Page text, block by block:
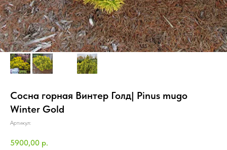
Сосна горная Винтер Голд| Pinus mugo
Winter Gold
Артикул:
5900,00 р.